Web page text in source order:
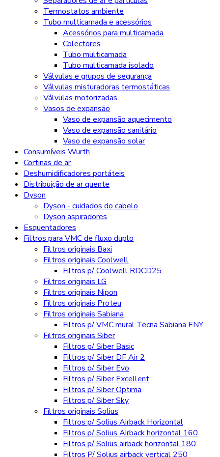
Termostatos ambiente
Tubo multicamada e acessórios
Acessórios para multicamada
Colectores
Tubo multicamada
Tubo multicamada isolado
Válvulas e grupos de segurança
Válvulas misturadoras termostáticas
Válvulas motorizadas
Vasos de expansão
Vaso de expansão aquecimento
Vaso de expansão sanitário
Vaso de expansão solar
Consumíveis Wurth
Cortinas de ar
Deshumidificadores portáteis
Distribuição de ar quente
Dyson
Dyson - cuidados do cabelo
Dyson aspiradores
Esquentadores
Filtros para VMC de fluxo duplo
Filtros originais Baxi
Filtros originais Coolwell
Filtros p/ Coolwell RDCD25
Filtros originais LG
Filtros originais Nipon
Filtros originais Proteu
Filtros originais Sabiana
Filtros p/ VMC mural Tecna Sabiana ENY
Filtros originais Siber
Filtros p/ Siber Basic
Filtros p/ Siber DF Air 2
Filtros p/ Siber Evo
Filtros p/ Siber Excellent
Filtros p/ Siber Optima
Filtros p/ Siber Sky
Filtros originais Solius
Filtros p/ Solius Airback Horizontal
Filtros p/ Solius Airback horizontal 160
Filtros p/ Solius airback horizontal 180
Filtros P/ Solius airback vertical 250